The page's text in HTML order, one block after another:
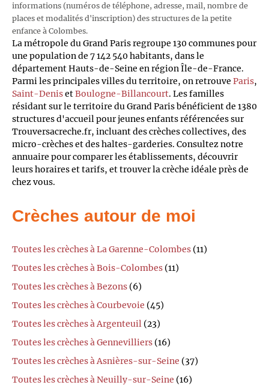
informations (numéros de téléphone, adresse, mail, nombre de
places et modalités d'inscription) des structures de la petite
enfance à Colombes.
La métropole du Grand Paris regroupe 130 communes pour
une population de 7 142 540 habitants, dans le
département Hauts-de-Seine en région Île-de-France.
Parmi les principales villes du territoire, on retrouve Paris,
Saint-DenisetBoulogne-Billancourt. Les familles
résidant sur le territoire du Grand Paris bénéficient de 1380
structures d'accueil pour jeunes enfants référencées sur
Trouversacreche.fr, incluant des crèches collectives, des
micro-crèches et des haltes-garderies. Consultez notre
annuaire pour comparer les établissements, découvrir
leurs horaires et tarifs, et trouver la crèche idéale près de
chez vous.
Crèches autour de moi
Toutes les crèches à La Garenne-Colombes (11)
Toutes les crèches à Bois-Colombes (11)
Toutes les crèches à Bezons (6)
Toutes les crèches à Courbevoie (45)
Toutes les crèches à Argenteuil (23)
Toutes les crèches à Gennevilliers (16)
Toutes les crèches à Asnières-sur-Seine (37)
Toutes les crèches à Neuilly-sur-Seine (16)